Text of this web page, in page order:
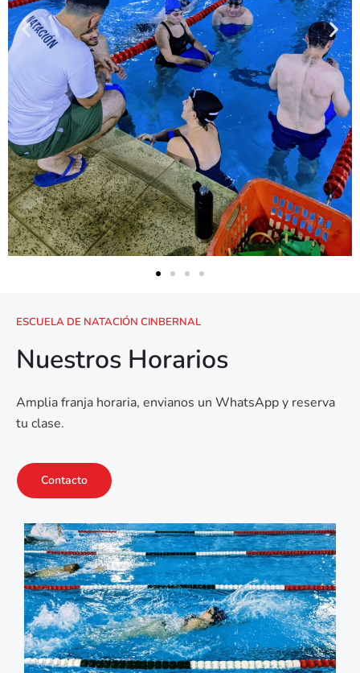
ESCUELA DE NATACIÓN CINBERNAL
Nuestros Horarios
Amplia franja horaria, envianos un WhatsApp y reserva
tu clase.
Contacto